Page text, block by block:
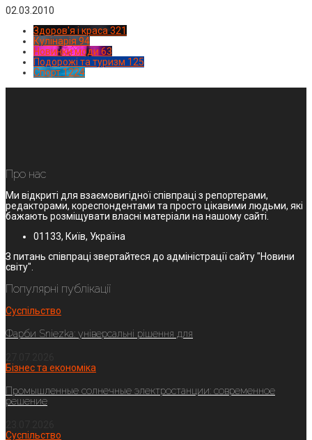
02.03.2010
Здоров'я і краса 321
Кулінарія 94
Новинки моди 63
Подорожі та туризм 125
Спорт1224
Про нас
Ми відкриті для взаємовигідної співпраці з репортерами,
редакторами, кореспондентами та просто цікавими людьми, які
бажають розміщувати власні матеріали на нашому сайті.
01133, Київ, Україна
З питань співпраці звертайтеся до адміністрації сайту "Новини
світу".
Популярні публікації
Суспільство
Фарби Sniezka: універсальні рішення для
Бізнес та економіка
Промышленные солнечные электростанции: современное
решение
Суспільство